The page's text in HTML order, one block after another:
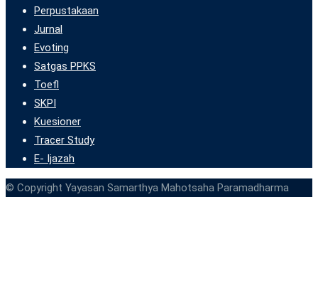
Perpustakaan
Jurnal
Evoting
Satgas PPKS
Toefl
SKPI
Kuesioner
Tracer Study
E- Ijazah
© Copyright Yayasan Samarthya Mahotsaha Paramadharma